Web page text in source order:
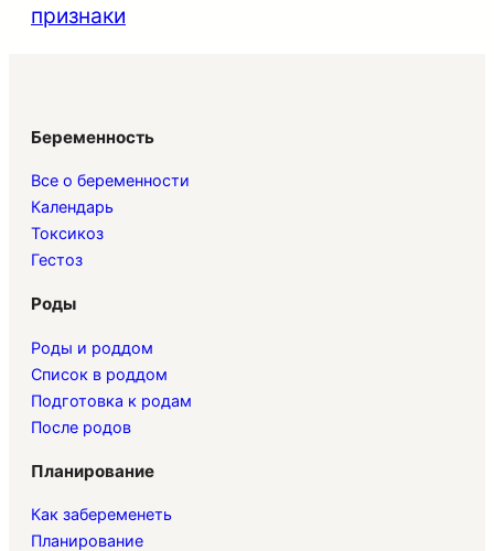
признаки
Беременность
Все о беременности
Календарь
Токсикоз
Гестоз
Роды
Роды и роддом
Список в роддом
Подготовка к родам
После родов
Планирование
Как забеременеть
Планирование